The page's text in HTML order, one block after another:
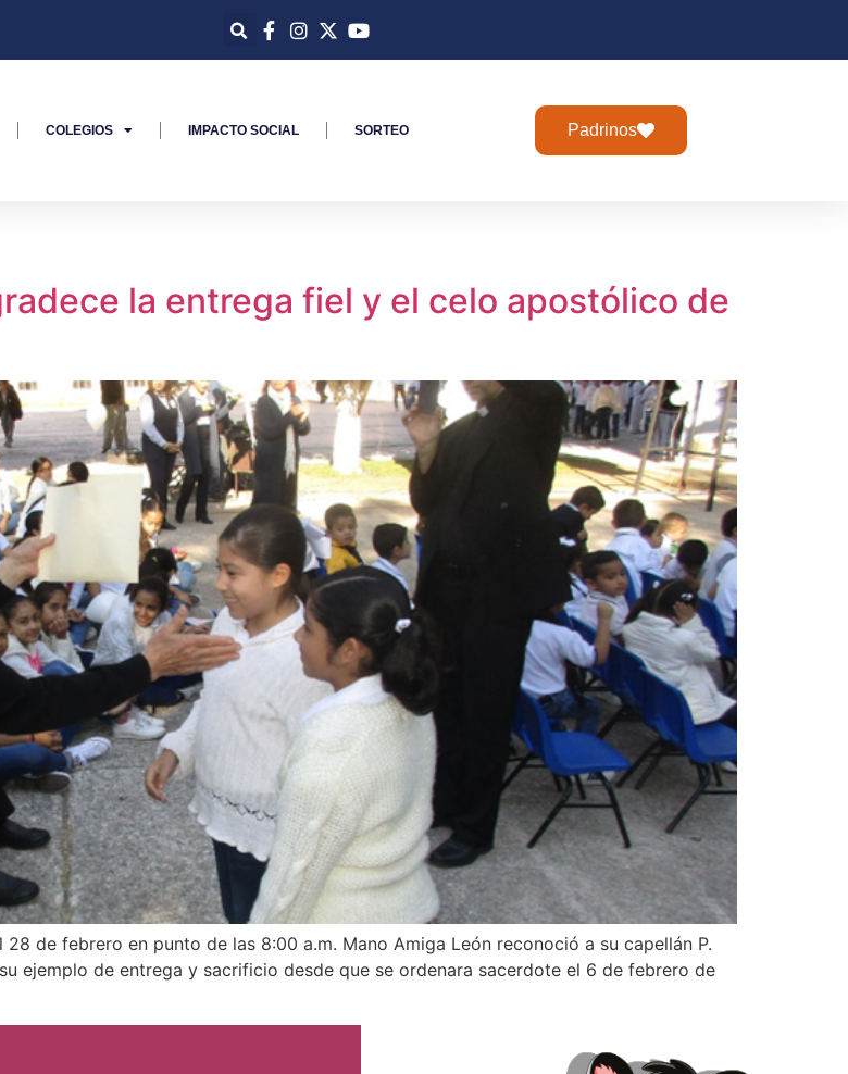
COLEGIOS IMPACTO SOCIAL SORTEO Padrinos
la entrega fiel y el celo apostólico de
de febrero en punto de las 8:00 a.m. Mano Amiga León reconoció a su capellán P.
ejemplo de entrega y sacrificio desde que se ordenara sacerdote el 6 de febrero de